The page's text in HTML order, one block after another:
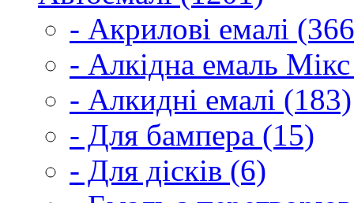
- Акрилові емалі
- Алкідна емаль
- Алкидні емалі (183)
- Для бампера (15)
- Для дісків (6)